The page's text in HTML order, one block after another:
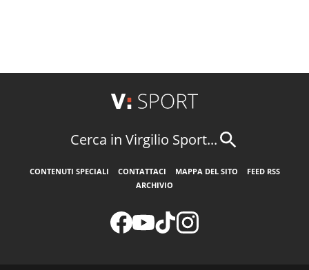
Cerca in Virgilio Sport...
CONTENUTI SPECIALI CONTATTACI MAPPA DEL SITO
FEED RSS
ARCHIVIO